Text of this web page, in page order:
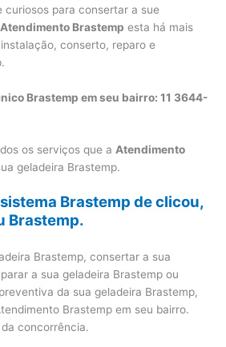
curiosos para consertar a sue
Atendimento Brastemp esta há mais
conserto, reparo e
Brastemp em seu bairro: 11 3644-
os serviços que aAtendimento
geladeira Brastemp.
Brastemp de clicou,
Brastemp.
Brastemp, consertar a sua
a sua geladeira Brastemp ou
da sua geladeira Brastemp,
Brastemp em seu bairro.
concorrência.